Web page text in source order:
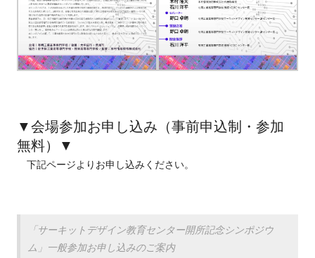
▼会場参加お申し込み（事前申込制・参加
無料）▼
下記ページよりお申し込みください。
「サーキットデザイン教育センター開所記念シンポジウ
ム」一般参加お申し込みのご案内